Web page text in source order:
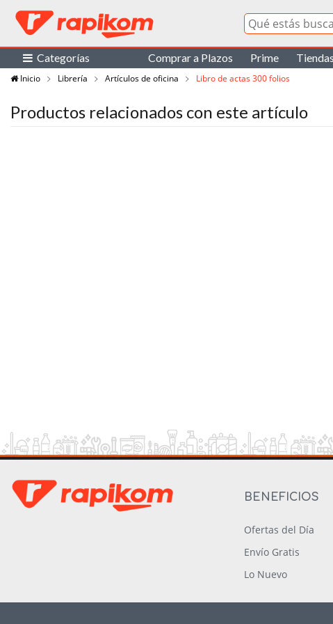
Categorías Comprar a Plazos Prime Tiendas
Inicio Librería Artículos de oficina Libro de actas 300 folios
Productos relacionados con este artículo
BENEFICIOS
Ofertas del Día
Envío Gratis
Lo Nuevo